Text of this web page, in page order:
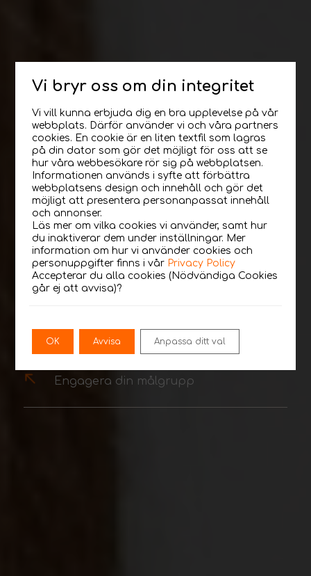
TikTok Ads
Boka möte
Maximera räckvidden med TikTok Ads
Öka medvetenheten mot rätt målgrupp
Engagera din målgrupp
Vi bryr oss om din integritet
Vi vill kunna erbjuda dig en bra upplevelse på vår
webbplats. Därför använder vi och våra partners
cookies. En cookie är en liten textfil som lagras
på din dator som gör det möjligt för oss att se
hur våra webbesökare rör sig på webbplatsen.
Informationen används i syfte att förbättra
webbplatsens design och innehåll och gör det
möjligt att presentera personanpassat innehåll
och annonser.
Läs mer om vilka cookies vi använder, samt hur
du inaktiverar dem under inställningar. Mer
information om hur vi använder cookies och
personuppgifter finns i vår Privacy Policy
Accepterar du alla cookies (Nödvändiga Cookies
går ej att avvisa)?
OK Avvisa Anpassa ditt val